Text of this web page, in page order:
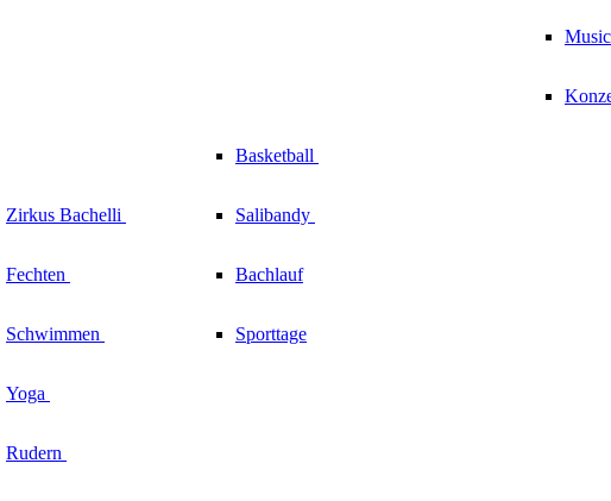
Zirkus Bachelli
Fechten
Schwimmen
Yoga
Rudern
Basketball
Salibandy
Bachlauf
Sporttage